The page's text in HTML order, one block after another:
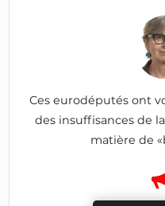
Ces eurodéputés ont
des insuffisances de
matière de